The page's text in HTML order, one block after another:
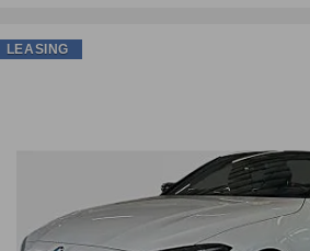
LEASING